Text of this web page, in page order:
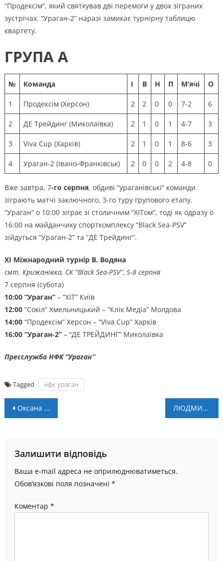
“Продексім”, який святкував дві перемоги у двох зіграних
зустрічах. “Ураган-2” наразі замикає турнірну таблицю
квартету.
ГРУПА А
№ Команда І В Н П М’ячі О
1 Продексім (Херсон) 2 2 0 0 7-2 6
2 ДЕ Трейдинг (Миколаївка) 2 1 0 1 4-7 3
3 Viva Cup (Харків) 2 1 0 1 8-6 3
4 Ураган-2 (Івано-Франківськ) 2 0 0 2 4-8 0
Вже завтра, 7-го серпня, обдиві “ураганівські” команди
зіграють матчі заключного, 3-го туру групового етапу.
“Ураган” о 10:00 зіграє зі столичним “ХІТом”, тоді як одразу о
16:00 на майданчику спорткомплексу “Black Sea-PSV”
зійдуться “Ураган-2” та “ДЕ Трейдинг”.
ХІ Міжнародний турнір В. Водяна
смт. Крижанівка, СК “Black Sea-PSV”, 5-8 серпня
7 серпня (субота)
10:00 “Ураган”– “ХІТ” Київ
12:00“Сокіл” Хмельницький – “Клік Медіа” Молдова
14:00“Продексім” Херсон – “Viva Cup” Харків
16:00 “Ураган-2” – “ДЕ ТРЕЙДИНГ” Миколаївка
Пресслужба НФК “Ураган”
Tagged нфк ураган
Навігація
Оксана ЛІВАЧ: “Треба вже на першій Олімпіаді боротися за медалі” ЛЮДМИЛА ЛУЗАН – СРІБНА ПРИЗЕРКА ОЛІМПІАДИ!
Залишити відповідь
Ваша e-mail адреса не оприлюднюватиметься.
Обов’язкові поля позначені *
Коментар *